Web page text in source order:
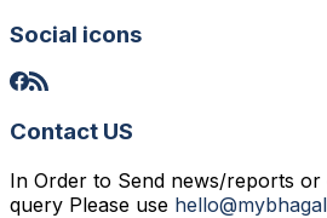
Social icons
Contact US
In Order to Send news/reports
query Please use